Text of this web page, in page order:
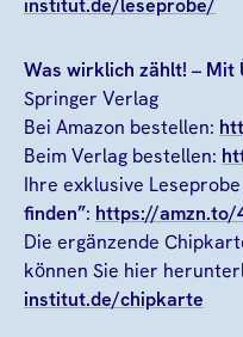
Was wirklich zählt! – Mit
Springer Verlag
Bei Amazon bestellen:
Beim Verlag bestellen:
Ihre exklusive Leseprobe
finden”: https://amzn.to/
Die ergänzende
können Sie hier
institut.de/chipkarte